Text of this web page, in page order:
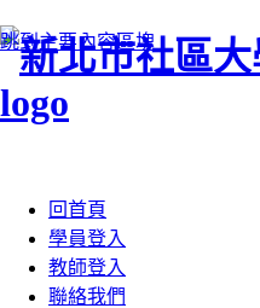
跳到主要內容區塊
回首頁
學員登入
教師登入
聯絡我們